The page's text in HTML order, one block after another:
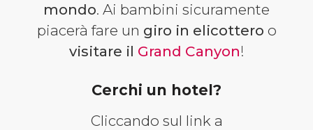
mondo. Ai bambini sicuramente
piacerà fare un giro in elicottero o
visitare il Grand Canyon!
Cerchi un hotel?
Cliccando sul link a